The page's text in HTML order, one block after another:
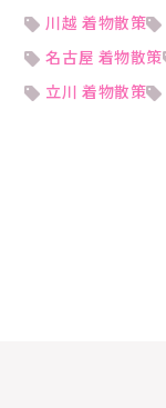
川越 着物散策
名古屋 着物散策
立川 着物散策